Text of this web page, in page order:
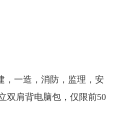
一造，消防，监理，安
双肩背电脑包，仅限前50